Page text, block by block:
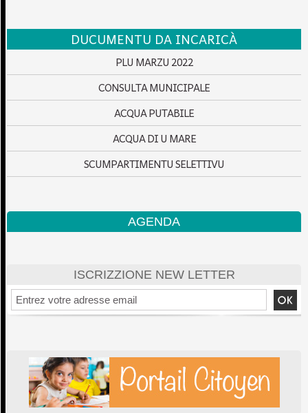
DUCUMENTU DA INCARICÀ
PLU MARZU 2022
CONSULTA MUNICIPALE
ACQUA PUTABILE
ACQUA DI U MARE
SCUMPARTIMENTU SELETTIVU
AGENDA
ISCRIZZIONE NEW LETTER